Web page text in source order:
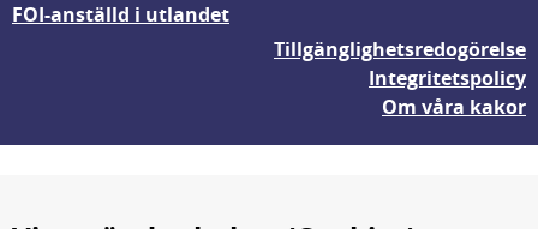
FOI-anställd i utlandet
Tillgänglighetsredogörelse
Integritetspolicy
Om våra kakor